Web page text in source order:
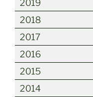
2019
2018
2017
2016
2015
2014